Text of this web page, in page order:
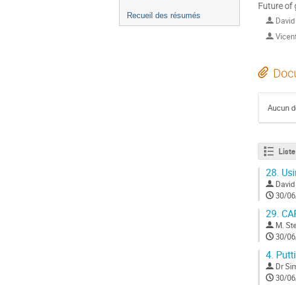
Recueil des résumés
Future of
Aucun
28.
30/
29.
M.
30/
4.
Dr
30/